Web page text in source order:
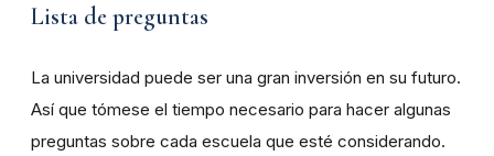
Lista de preguntas
La universidad puede ser una gran inversión en su futuro.
Así que tómese el tiempo necesario para hacer algunas
preguntas sobre cada escuela que esté considerando.